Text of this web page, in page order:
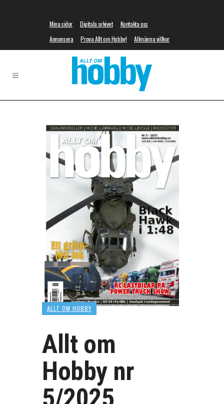
Mina sidor Digitala arkivet
Kontakta oss
Annonsera
Prova Allt om Hobby! Allmänna villkor
ALLT OM HOBBY
Allt om
Hobby nr